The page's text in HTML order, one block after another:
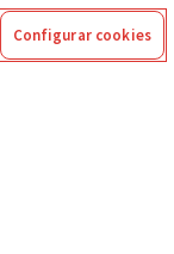
Configurar cookies